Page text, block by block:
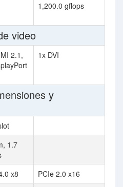
1,200.0 gflops
video
2.1,
1x DVI
y
1.7
x8
PCIe 2.0 x16